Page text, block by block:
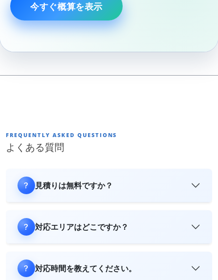
今すぐ概算を表示
FREQUENTLY ASKED QUESTIONS
よくある質問
見積りは無料ですか？
対応エリアはどこですか？
対応時間を教えてください。